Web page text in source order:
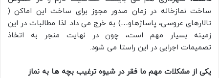
ساخت نمازخانه در زمان صدور مجوز برای ساخت این اماکن (
تالارهای عروسی، پاساژهاو…) به خرج می داد. لذا مطالبات در این
زمینه بسیار مهم است، چون در نهایت منجر به اتخاذ
تصمیمات اجرایی در این راستا می شود.
یکی از مشکلات مهم ما فقر در شیوه ترغیب بچه ها به نماز